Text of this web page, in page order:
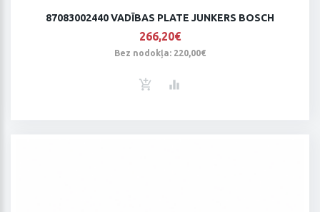
87083002440 VADĪBAS PLATE JUNKERS BOSCH
266,20€
Bez nodokļa: 220,00€